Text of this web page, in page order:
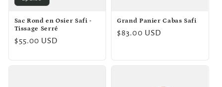
Sac Rond en Osier Safi -
Tissage Serré
Prix
$55.00 USD
Grand Panier Cabas Safi
Prix
$83.00 USD